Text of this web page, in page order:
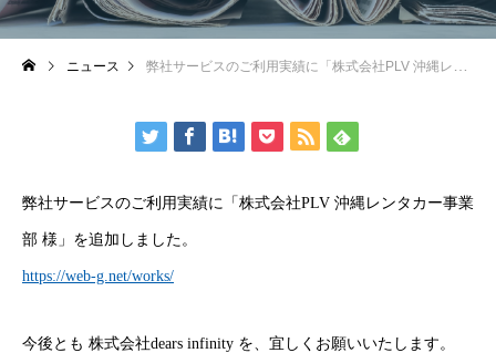
ニュース 弊社サービスのご利用実績に「株式会社PLV 沖縄レンタカー事業部 様」を追加しました。
弊社サービスのご利用実績に「株式会社PLV 沖縄レンタカー事業
部 様」を追加しました。
https://web-g.net/works/
今後とも 株式会社dears infinity を、宜しくお願いいたします。